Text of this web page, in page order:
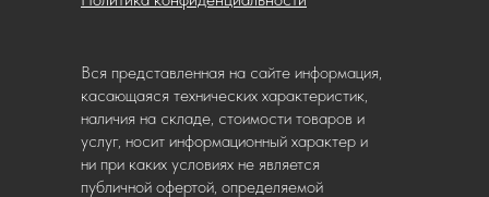
Вся представленная на сайте информация,
касающаяся технических характеристик,
наличия на складе, стоимости товаров и
услуг, носит информационный характер и
ни при каких условиях не является
публичной офертой, определяемой